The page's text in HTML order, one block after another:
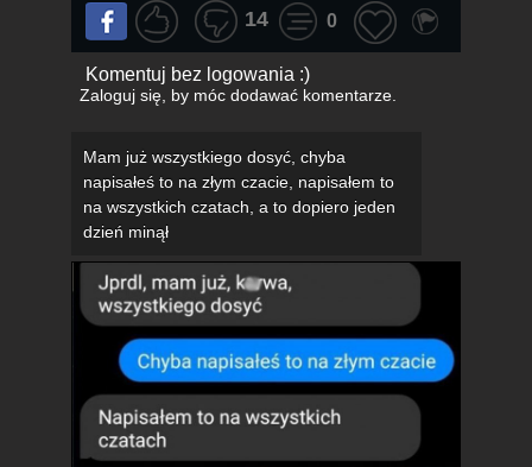
14 0
Komentuj bez logowania :)
Zaloguj się, by móc dodawać komentarze.
Mam już wszystkiego dosyć, chyba
napisałeś to na złym czacie, napisałem to
na wszystkich czatach, a to dopiero jeden
dzień minął